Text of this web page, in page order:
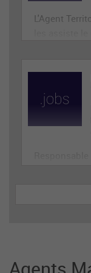
L'Agent
ux et le
s. En tant
tive, il p